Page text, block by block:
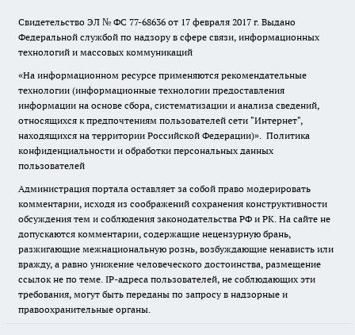
Свидетельство ЭЛ № ФС 77-68636 от 17 февраля 2017 г. Выдано
Федеральной службой по надзору в сфере связи, информационных
технологий и массовых коммуникаций
«На информационном ресурсе применяются рекомендательные
технологии (информационные технологии предоставления
информации на основе сбора, систематизации и анализа сведений,
относящихся к предпочтениям пользователей сети "Интернет",
находящихся на территории Российской Федерации)». Политика
конфиденциальности и обработки персональных данных
пользователей
Администрация портала оставляет за собой право модерировать
комментарии, исходя из соображений сохранения конструктивности
обсуждения тем и соблюдения законодательства РФ и РК. На сайте не
допускаются комментарии, содержащие нецензурную брань,
разжигающие межнациональную рознь, возбуждающие ненависть или
вражду, а равно унижение человеческого достоинства, размещение
ссылок не по теме. IP-адреса пользователей, не соблюдающих эти
требования, могут быть переданы по запросу в надзорные и
правоохранительные органы.